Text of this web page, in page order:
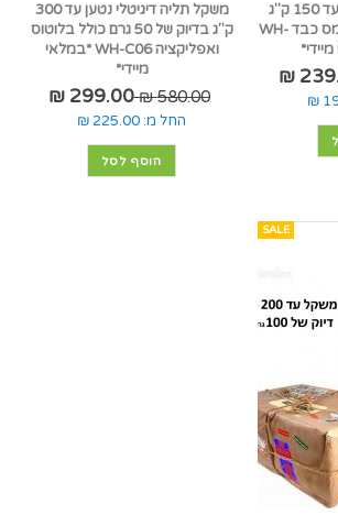
משקל תליה דיגיטלי עד 150 ק"ג
בדיוק של 50 גרם לעומס כבד WH-
משקל תליה דיגיטלי נטען עד 300
ק"ג בדיוק של 50 גרם כולל בלוטוס
ואפליקציה WH-C06 *במלאי
מיידי*
580.00 ₪
299.00 ₪
החל מ: 225.00 ₪
הוסף לסל
SALE